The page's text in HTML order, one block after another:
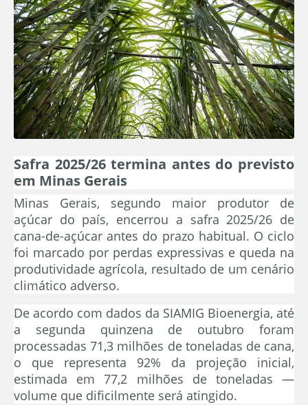
Safra 2025/26 termina antes do previsto
em Minas Gerais
Minas Gerais, segundo maior produtor de
açúcar do país, encerrou a safra 2025/26 de
cana-de-açúcar antes do prazo habitual. O ciclo
foi marcado por perdas expressivas e queda na
produtividade agrícola, resultado de um cenário
climático adverso.
De acordo com dados da SIAMIG Bioenergia, até
a segunda quinzena de outubro foram
processadas 71,3 milhões de toneladas de cana,
o que representa 92% da projeção inicial,
estimada em 77,2 milhões de toneladas —
volume que dificilmente será atingido.